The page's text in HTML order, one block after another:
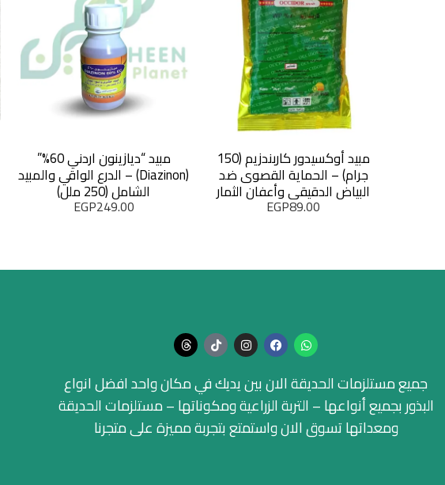
مبيد أوكسيدور كاربندزيم (150
جرام) – الحماية القصوى ضد
البياض الدقيقي وأعفان الثمار
EGP89.00
مبيد “ديازينون اردني 60%”
(Diazinon) – الدرع الواقي والمبيد
الشامل (250 ملل)
EGP249.00
جميع مستلزمات الحديقة الان بين يديك في مكان واحد افضل انواع
البذور بجميع أنواعها – التربة الزراعية ومكوناتها – مستلزمات الحديقة
ومعداتها تسوق الان واستمتع بتجربة مميزة على متجرنا